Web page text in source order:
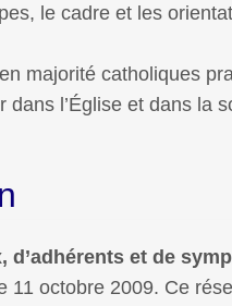
le cadre et les
majorité catholiques
dans l’Église et dans la
d’adhérents et de
11 octobre 2009. Ce